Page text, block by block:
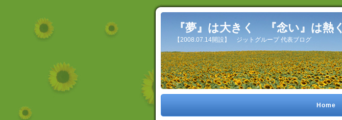
『夢』は大きく 『念い』は熱く
【2008.07.14開設】 ジットグループ 代表ブログ
Home